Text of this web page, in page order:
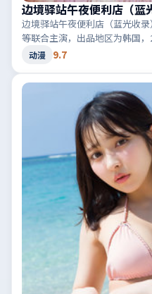
边境驿站午夜便利店（蓝
边境驿站午夜便利店（蓝光收
等联合主演，出品地区为韩国
动漫·惊悚，音效与剪辑节奏
动漫 9.7